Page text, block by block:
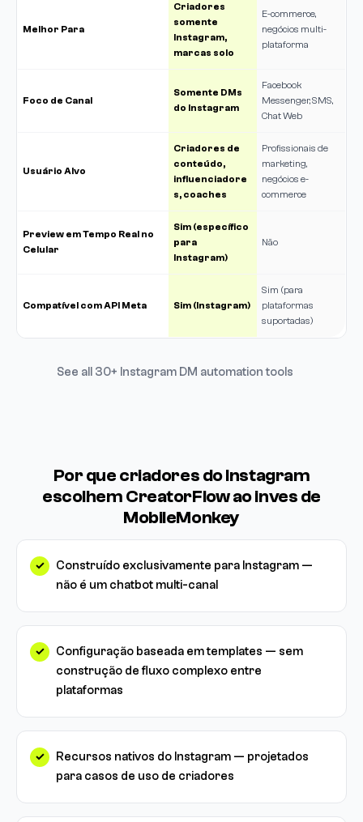
Melhor Para
Criadores
somente
Instagram,
marcas solo
E-commerce,
negócios multi-
plataforma
Foco de Canal
Somente DMs
do Instagram
Facebook
Messenger, SMS,
Chat Web
Usuário Alvo
Criadores de
conteúdo,
influenciadore
s, coaches
Profissionais de
marketing,
negócios e-
commerce
Preview em Tempo Real no
Celular
Sim (específico
para
Instagram)
Não
Compatível com API Meta Sim (Instagram)
Sim (para
plataformas
suportadas)
See all 30+ Instagram DM automation tools
Por que criadores do Instagram
escolhem CreatorFlow ao inves de
MobileMonkey
Construído exclusivamente para Instagram —
não é um chatbot multi-canal
Configuração baseada em templates — sem
construção de fluxo complexo entre
plataformas
Recursos nativos do Instagram — projetados
para casos de uso de criadores